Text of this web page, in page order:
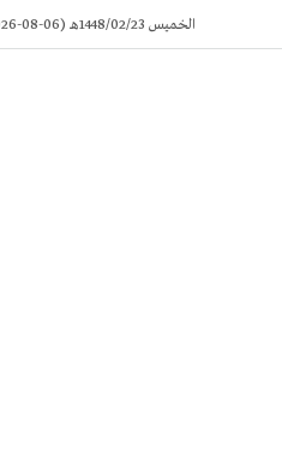
to
الخميس 1448/02/23هـ (06-08-2026م) | الكويت